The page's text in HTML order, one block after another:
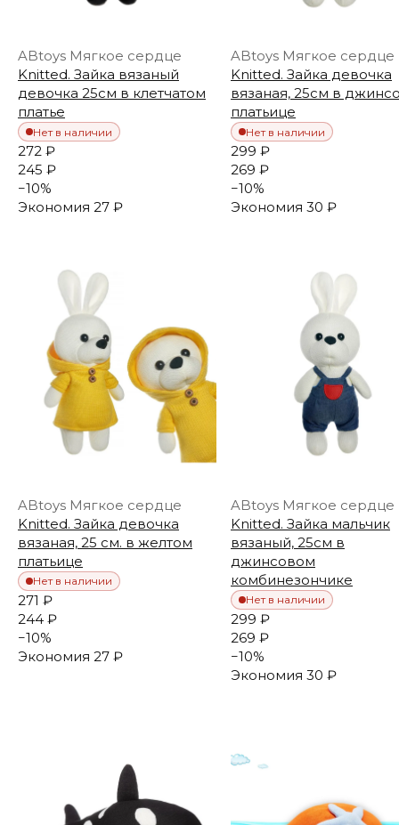
ABtoys Мягкое сердце
Knitted. Зайка вязаный
девочка 25см в клетчатом
платье
Нет в наличии
272 ₽
245 ₽
−10%
Экономия 27 ₽
ABtoys Мягкое сердце
Knitted. Зайка девочка
вязаная, 25см в
платьице
Нет в наличии
299 ₽
269 ₽
−10%
Экономия 30 ₽
ABtoys Мягкое сердце
Knitted. Зайка девочка
вязаная, 25 см. в желтом
платьице
Нет в наличии
271 ₽
244 ₽
−10%
Экономия 27 ₽
ABtoys Мягкое сердце
Knitted. Зайка мальчик
вязаный, 25см в
джинсовом
комбинезончике
Нет в наличии
299 ₽
269 ₽
−10%
Экономия 30 ₽